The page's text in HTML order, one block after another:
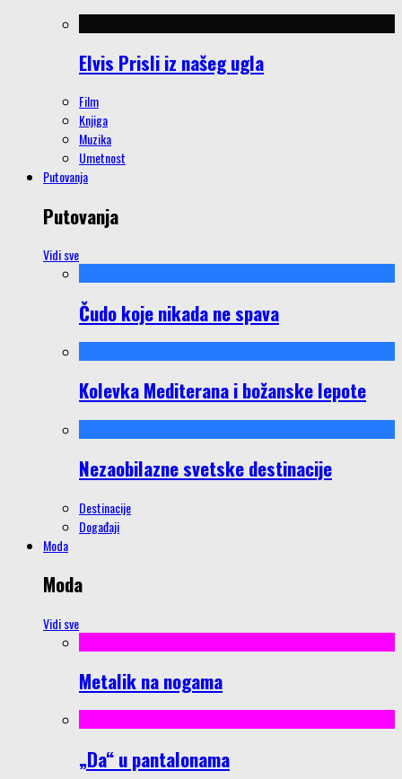
Elvis Prisli iz našeg ugla
Film
Knjiga
Muzika
Umetnost
Putovanja
Putovanja
Vidi sve
Čudo koje nikada ne spava
Kolevka Mediterana i božanske lepote
Nezaobilazne svetske destinacije
Destinacije
Događaji
Moda
Moda
Vidi sve
Metalik na nogama
„Da“ u pantalonama